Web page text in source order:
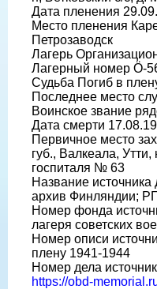
Дата пленения
Место пленения
Петрозаводск
Лагерь
Лагерный номер Ö-
Судьба Погиб в
Последнее место
Воинское звание
Дата смерти
Первичное место
губ., Валкеала,
госпиталя № 63
Название
архив Финляндии;
Номер фонда
лагеря советских
Номер описи
плену 1941-1944
Номер дела
https://obd-